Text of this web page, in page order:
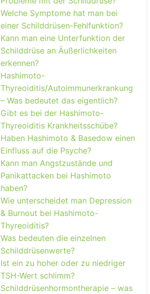
Welche Symptome hat man bei
einer Schilddrüsen-Fehlfunktion?
Kann man eine Unterfunktion der
Schilddrüse an Äußerlichkeiten
erkennen?
Hashimoto-
Thyreoiditis/Autoimmunerkrankung
– Was bedeutet das eigentlich?
Gibt es bei der Hashimoto-
Thyreoiditis Krankheitsschübe?
Haben Hashimoto & Basedow einen
Einfluss auf die Psyche?
Kann man Angstzustände und
Panikattacken bei Hashimoto
haben?
Wie unterscheidet man Depression
& Burnout bei Hashimoto-
Thyreoiditis?
Was bedeuten die einzelnen
Schilddrüsenwerte?
Ist ein zu hoher oder zu niedriger
TSH-Wert schlimm?
Schilddrüsenhormontherapie – was